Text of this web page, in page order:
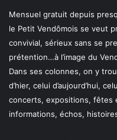
Mensuel gratuit depuis
le Petit Vendômois se veut
convivial, sérieux sans se
prétention…à l’image du
Dans ses colonnes, on y
d’hier, celui d’aujourd’hui,
concerts, expositions, fêtes
informations, échos,